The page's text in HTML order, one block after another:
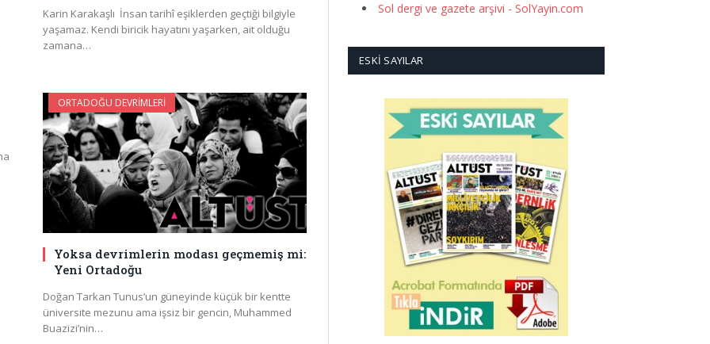
Karin Karakaşlı İnsan tarihî eşiklerden geçtiği bilgiyle
yaşamaz. Kendi biricik hayatını yaşarken, ait olduğu
zamana…
ORTADOĞU DEVRIMLERI
Yoksa devrimlerin modası geçmemiş mi:
Yeni Ortadoğu
Doğan Tarkan Tunus’un güneyinde küçük bir kentte
üniversite mezunu ama işsiz bir gencin, Muhammed
Buazizi’nin…
Sol dergi ve gazete arşivi - SolYayin.com
ESKI SAYILAR